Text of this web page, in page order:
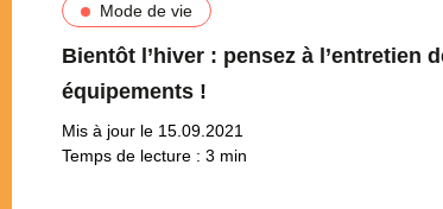
Mode de vie
Bientôt l’hiver : pensez à l’entretien
équipements !
Mis à jour le 15.09.2021
Temps de lecture : 3 min